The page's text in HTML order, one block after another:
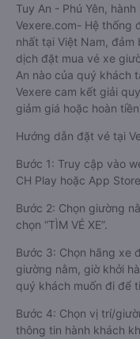
Tuy An - Phú Yên,
Vexere.com- Hệ thống
nhất tại Việt Nam,
dịch đặt mua vé xe
An nào của quý khách
Vexere cam kết giải
giảm giá hoặc hoàn
Hướng dẫn đặt vé tại
Bước 1: Truy cập vào
CH Play hoặc App
Bước 2: Chọn giường
chọn “TÌM VÉ XE”.
Bước 3: Chọn hãng xe
giường nằm, giờ khởi
quý khách muốn đi để
Bước 4: Chọn vị trí/
thông tin hành khách